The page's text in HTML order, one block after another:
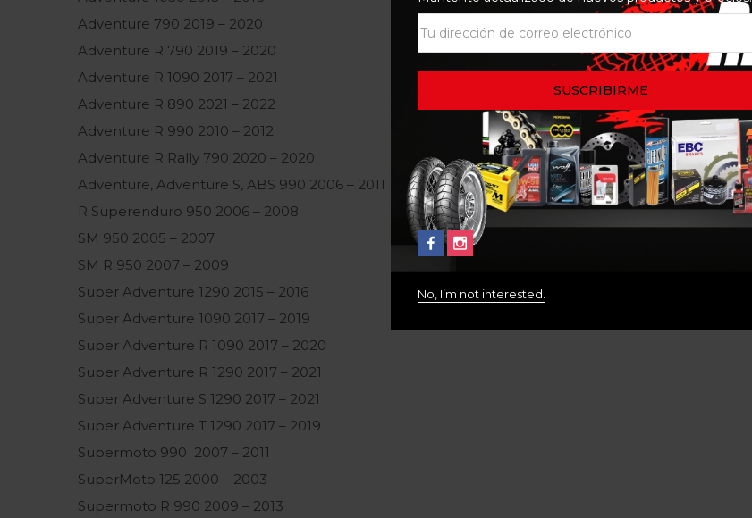
Adventure 790 2019 – 2020
Adventure R 790 2019 – 2020
Adventure R 1090 2017 – 2021
Adventure R 890 2021 – 2022
Adventure R 990 2010 – 2012
Adventure R Rally 790 2020 – 2020
Adventure, Adventure S, ABS 990 2006 – 2011
R Superenduro 950 2006 – 2008
SM 950 2005 – 2007
SM R 950 2007 – 2009
Super Adventure 1290 2015 – 2016
Super Adventure 1090 2017 – 2019
Super Adventure R 1090 2017 – 2020
Super Adventure R 1290 2017 – 2021
Super Adventure S 1290 2017 – 2021
Super Adventure T 1290 2017 – 2019
Supermoto 990 2007 – 2011
SuperMoto 125 2000 – 2003
Supermoto R 990 2009 – 2013
No, I’m not interested.